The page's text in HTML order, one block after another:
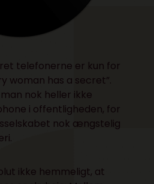
telefonerne er kun for
woman has a secret”.
nok heller ikke
i offentligheden, for
nok ængstelig
ikke hemmeligt, at